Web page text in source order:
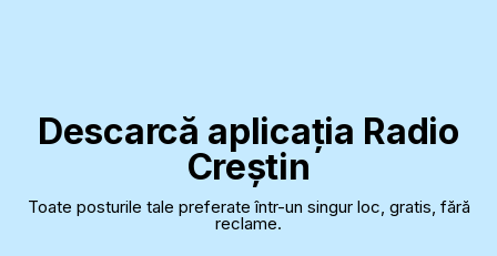
Descarcă aplicația Radio
Creștin
Toate posturile tale preferate într-un singur loc, gratis, fără
reclame.